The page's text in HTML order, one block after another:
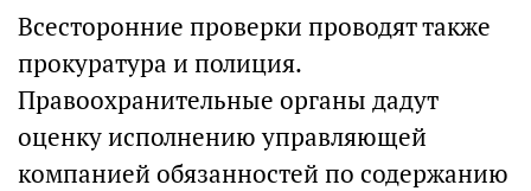
Всесторонние проверки проводят также
прокуратура и полиция.
Правоохранительные органы дадут
оценку исполнению управляющей
компанией обязанностей по содержанию